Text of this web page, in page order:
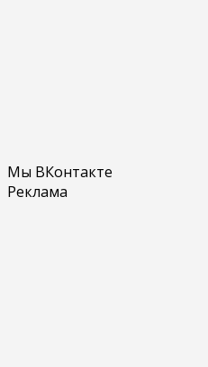
Мы ВКонтакте
Реклама